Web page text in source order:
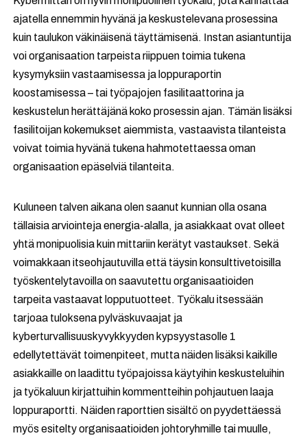
ajatella ennemmin hyvänä ja keskustelevana prosessina
kuin taulukon väkinäisenä täyttämisenä. Instan asiantuntija
voi organisaation tarpeista riippuen toimia tukena
kysymyksiin vastaamisessa ja loppuraportin
koostamisessa – tai työpajojen fasilitaattorina ja
keskustelun herättäjänä koko prosessin ajan. Tämän lisäksi
fasilitoijan kokemukset aiemmista, vastaavista tilanteista
voivat toimia hyvänä tukena hahmotettaessa oman
organisaation epäselviä tilanteita.
Kuluneen talven aikana olen saanut kunnian olla osana
tällaisia arviointeja energia-alalla, ja asiakkaat ovat olleet
yhtä monipuolisia kuin mittariin kerätyt vastaukset. Sekä
voimakkaan itseohjautuvilla että täysin konsulttivetoisilla
työskentelytavoilla on saavutettu organisaatioiden
tarpeita vastaavat lopputuotteet. Työkalu itsessään
tarjoaa tuloksena pylväskuvaajat ja
kyberturvallisuuskyvykkyyden kypsyystasolle 1
edellytettävät toimenpiteet, mutta näiden lisäksi kaikille
asiakkaille on laadittu työpajoissa käytyihin keskusteluihin
ja työkaluun kirjattuihin kommentteihin pohjautuen laaja
loppuraportti. Näiden raporttien sisältö on pyydettäessä
myös esitelty organisaatioiden johtoryhmille tai muulle,